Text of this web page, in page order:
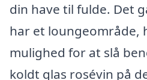
din have til fulde. Det
har et loungeområde,
mulighed for at slå
koldt glas rosévin på